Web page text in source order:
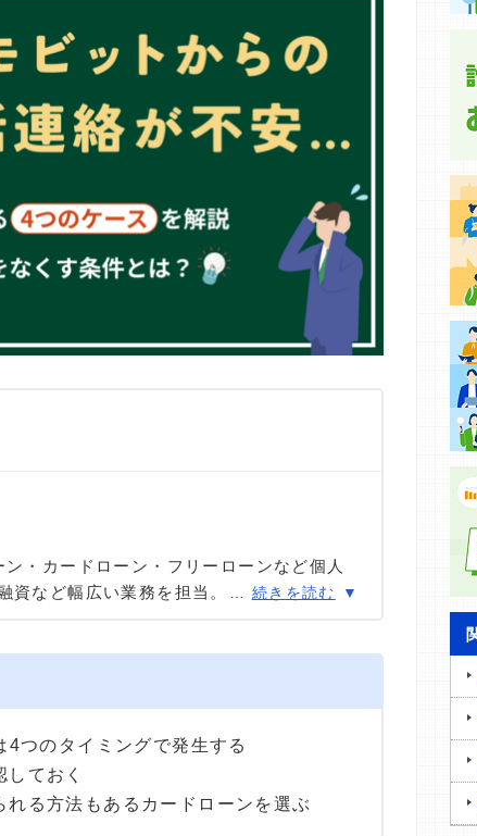
・カードローン・フリーローンなど個人
資など幅広い業務を担当。貸金業務取扱主
… 続きを読む
つのタイミングで発生する
ておく
る方法もあるカードローンを選ぶ